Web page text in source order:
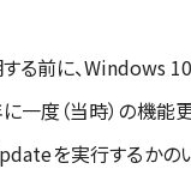
る前に、Windows
一度（当時）の機
を実行するかの